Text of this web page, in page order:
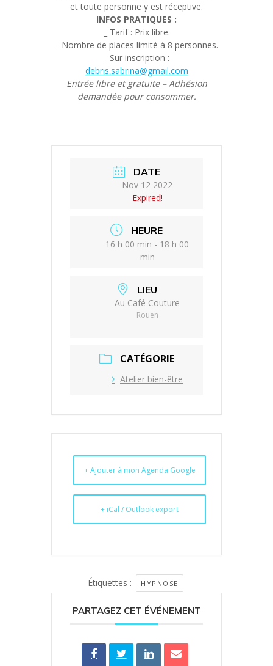
et toute personne y est réceptive.
INFOS PRATIQUES :
_ Tarif : Prix libre.
_ Nombre de places limité à 8 personnes.
_ Sur inscription :
debris.sabrina@gmail.com
Entrée libre et gratuite – Adhésion
demandée pour consommer.
DATE
Nov 12 2022
Expired!
HEURE
16 h 00 min - 18 h 00
min
LIEU
Au Café Couture
Rouen
CATÉGORIE
Atelier bien-être
+ Ajouter à mon Agenda Google
+ iCal / Outlook export
Étiquettes : HYPNOSE
PARTAGEZ CET ÉVÉNEMENT